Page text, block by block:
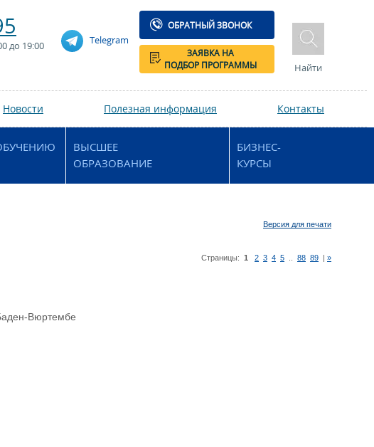
до 19:00
Telegram
ОБРАТНЫЙ ЗВОНОК
ЗАЯВКА НА
ПОДБОР ПРОГРАММЫ
Найти
Новости Полезная информация Контакты
ВЫСШЕЕ
ОБРАЗОВАНИЕ
БИЗНЕС-
КУРСЫ
Версия для печати
Страницы: 1 2 3 4 5 88 89 | »
Вюртембе